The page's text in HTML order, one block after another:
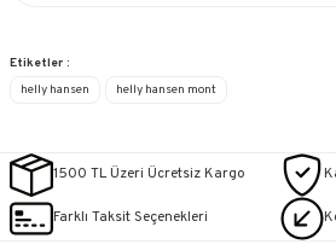
Etiketler :
helly hansen
helly hansen mont
1500 TL Üzeri Ücretsiz Kargo
Farklı Taksit Seçenekleri